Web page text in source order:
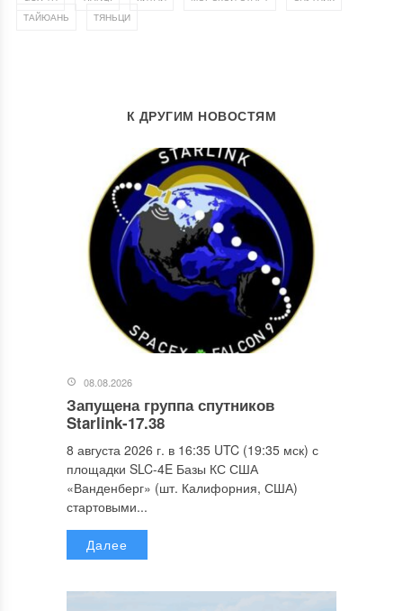
ТАЙЮАНЬ ТЯНЬЦИ
К ДРУГИМ НОВОСТЯМ
08.08.2026
Запущена группа спутников
Starlink-17.38
8 августа 2026 г. в 16:35 UTC (19:35 мск) с
площадки SLC-4E Базы КС США
«Ванденберг» (шт. Калифорния, США)
стартовыми...
Далее